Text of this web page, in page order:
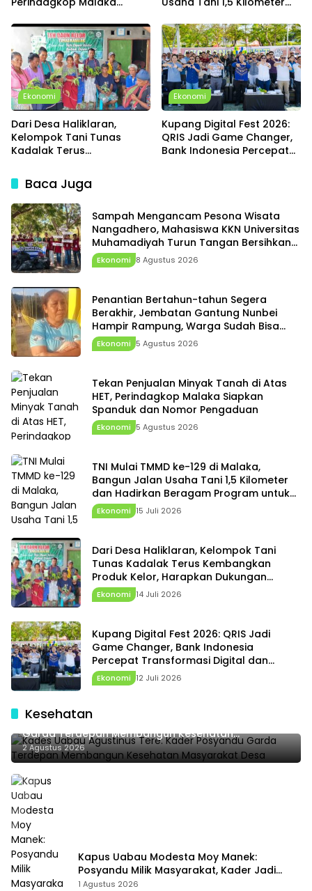
Nomor Pengaduan
Program untuk Warga
Ekonomi
Dari Desa Haliklaran,
Kelompok Tani Tunas
Kadalak Terus
Harapkan Dukungan
Pemerintah Desa dan
Pemda
Ekonomi
Kupang Digital Fest 2026:
QRIS Jadi Game Changer,
Bank Indonesia Percepat
Baca Juga
Sampah Mengancam Pesona Wisata
Nangadhero, Mahasiswa KKN Universitas
Muhamadiyah Turun Tangan Bersihkan
Pantai Tanjung dan Kolam Air Panas
Ekonomi 8 Agustus 2026
Penantian Bertahun-tahun Segera
Berakhir, Jembatan Gantung Nunbei
Hampir Rampung, Warga Sudah Bisa
Melintas
Ekonomi 5 Agustus 2026
Tekan Penjualan Minyak Tanah di Atas
HET, Perindagkop Malaka Siapkan
Spanduk dan Nomor Pengaduan
Ekonomi 5 Agustus 2026
TNI Mulai TMMD ke-129 di Malaka,
Bangun Jalan Usaha Tani 1,5 Kilometer
dan Hadirkan Beragam Program untuk
Warga
Ekonomi 15 Juli 2026
Dari Desa Haliklaran, Kelompok Tani
Tunas Kadalak Terus Kembangkan
Produk Kelor, Harapkan Dukungan
Pemerintah Desa dan Pemda
Ekonomi 14 Juli 2026
Kupang Digital Fest 2026: QRIS Jadi
Game Changer, Bank Indonesia
Percepat Transformasi Digital dan
Penguatan Ekonomi NTT
Ekonomi 12 Juli 2026
Kesehatan
Kades Uabau Agustinus Tere: Kader Posyandu
Garda Terdepan Membangun Kesehatan
Masyarakat Desa
2 Agustus 2026
Kapus Uabau Modesta Moy Manek:
Posyandu Milik Masyarakat, Kader Jadi
Ujung Tombak Perangi Stunting
1 Agustus 2026